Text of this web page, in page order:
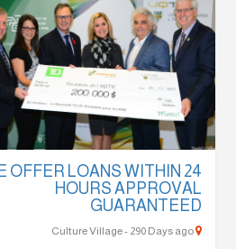
OFFER LOANS WITHIN 24
HOURS APPROVAL
GUARANTEED
Culture Village - 290 Days ago